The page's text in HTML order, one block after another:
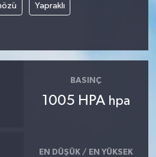
Yapraklı
BASINÇ
1005 HPA hpa
EN DÜŞÜK / EN YÜKSEK